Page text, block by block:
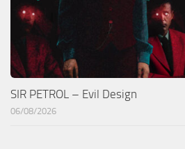
SIR PETROL – Evil Design
06/08/2026